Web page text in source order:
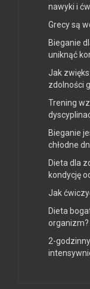
nawyki i
Grecy są
Bieganie
uniknąć
Jak
zdolności
Trening
Bieganie
chłodne
Dieta dla
kondycję
Jak
Dieta
organizm?
2-